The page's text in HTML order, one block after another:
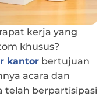
kerja yang
khusus?
kantor bertujuan
acara dan
telah berpartisipasi